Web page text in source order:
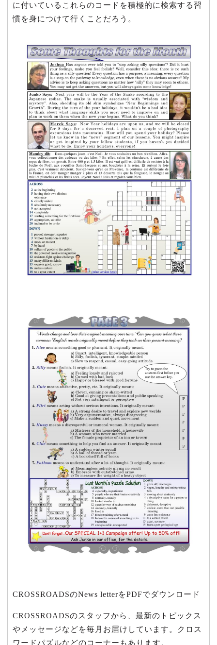
に付いているこれらのコードを積極的に検索する習
慣を身につけて行くことだろう。
CROSSROADSのNews letterをPDFでダウンロード
CROSSROADSのスタッフから、最新のトピックス
やメッセージなどを毎月お届けしています。クロス
ワードパズルなどのコーナーもあります。